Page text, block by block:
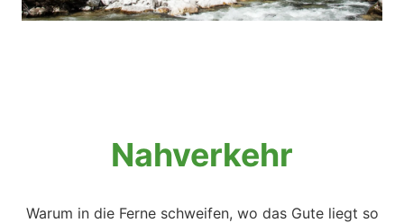
Nahverkehr
Warum in die Ferne schweifen, wo das Gute liegt so